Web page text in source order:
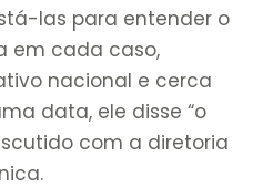
las para entender o
em cada caso,
nacional e cerca
data, ele disse “o
com a diretoria